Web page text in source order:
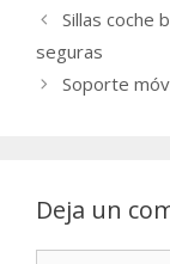
Sillas coche
seguras
Soporte
Deja un
Comentario